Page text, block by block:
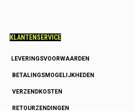
KLANTENSERVICE
LEVERINGSVOORWAARDEN
BETALINGSMOGELIJKHEDEN
VERZENDKOSTEN
RETOURZENDINGEN